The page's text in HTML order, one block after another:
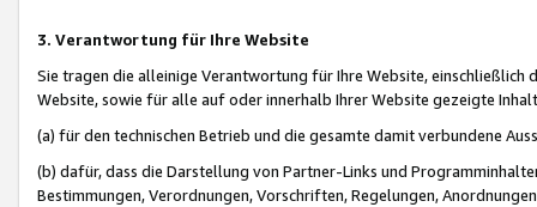
3. Verantwortung für Ihre Website
Sie tragen die alleinige Verantwortung für Ihre Website,
Website, sowie für alle auf oder innerhalb Ihrer Website gezeigte
(a) für den technischen Betrieb und die gesamte damit verbundene
(b) dafür, dass die Darstellung von Partner-Links und
Bestimmungen, Verordnungen, Vorschriften, Regelungen,